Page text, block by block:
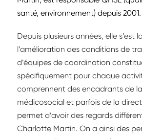
santé, environnement) depuis 2001.
Depuis plusieurs années, elle s’est
l’amélioration des conditions de
d’équipes de coordination
spécifiquement pour chaque
comprennent des encadrants de
médicosocial et parfois de la
permet d’avoir des regards
Charlotte Martin. On a ainsi des